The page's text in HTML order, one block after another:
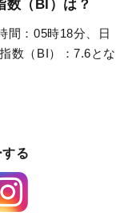
数（BI）は？
間：05時18分、日
数（BI）：7.6とな
る